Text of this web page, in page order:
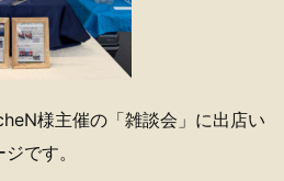
様主催の「雑談会」に出店い
です。